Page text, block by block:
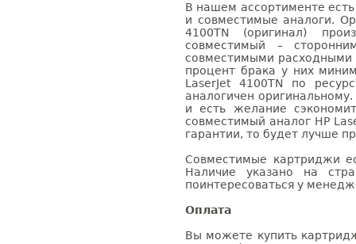
В нашем ассортименте
и совместимые аналоги.
4100TN (оригинал)
совместимый –
совместимыми расходными
процент брака у них
LaserJet 4100TN по
аналогичен
и есть желание
совместимый аналог HP
гарантии, то будет лучше
Совместимые картриджи
Наличие указано на
поинтересоваться у
Оплата
Вы можете купить